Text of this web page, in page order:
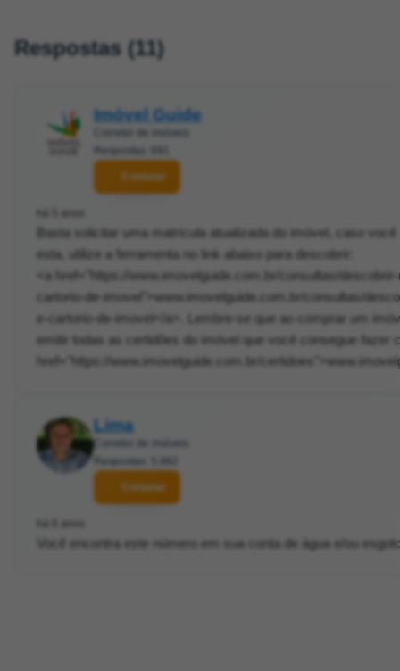
Respostas (11)
Imóvel Guide
Corretor de imóveis
Respostas: 691
Contatar
há 5 anos
Basta solicitar uma matrícula atualizada do imóvel, caso
esta, utilize a ferramenta no link abaixo para descobrir:
<a href="https://www.imovelguide.com.br/consultas/
cartorio-de-imovel">www.imovelguide.com.br/consultas/
e-cartorio-de-imovel</a>. Lembre-se que ao comprar um
emitir todas as certidões do imóvel que você consegue fazer
href="https://www.imovelguide.com.br/
Lima
Corretor de imóveis
Respostas: 5.882
Contatar
há 6 anos
Você encontra este número em sua conta de água e/ou